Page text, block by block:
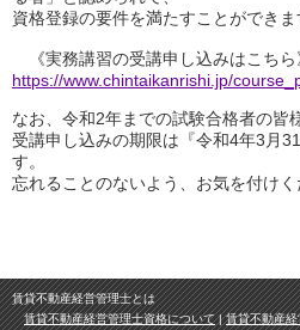
資格登録の要件を満たすことができま
《実務講習の受講申し込みはこち
https://www.chintaikanrishi.jp/
なお、令和2年までの試験合格者の皆
受講申し込みの期限は『令和4年3月
す。
忘れることのないよう、お気を付けく
賃貸不動産経営管理士とは
賃貸不動産経営管理士資格について
賃貸不動産